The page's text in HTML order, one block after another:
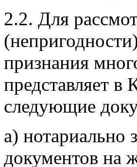
2.2. Для
признания
представляет в
следующие
а) нотариально
документов на